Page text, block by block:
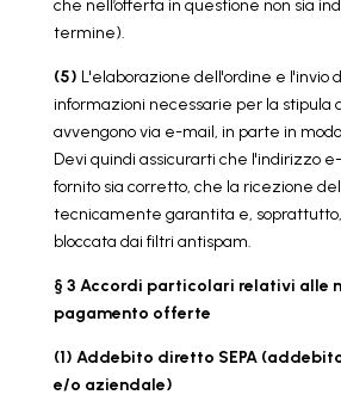
che nell’offerta in questione non sia
termine).
(5) L'elaborazione dell'ordine e l'invio
informazioni necessarie per la stipula
avvengono via e-mail, in parte in
Devi quindi assicurarti che l'indirizzo
fornito sia corretto, che la ricezione
tecnicamente garantita e,
bloccata dai filtri antispam.
§ 3 Accordi particolari relativi alle
pagamento offerte
(1) Addebito diretto SEPA
e/o aziendale)